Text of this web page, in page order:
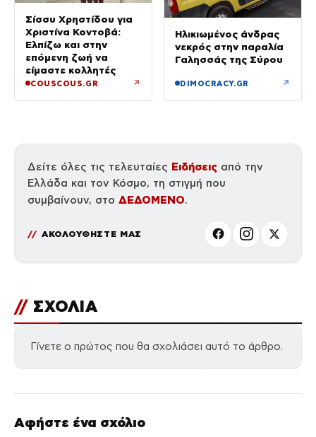
Σίσσυ Χρηστίδου για
Χριστίνα Κοντοβά:
Ελπίζω και στην
επόμενη ζωή να
είμαστε κολλητές
COUSCOUS.GR ↗
Ηλικιωμένος άνδρας
νεκρός στην παραλία
Γαλησσάς της Σύρου
DIMOCRACY.GR ↗
Δείτε όλες τις τελευταίες Ειδήσεις από την
Ελλάδα και τον Κόσμο, τη στιγμή που
συμβαίνουν, στο ΔΕΔΟΜΕΝΟ.
ΑΚΟΛΟΥΘΗΣΤΕ ΜΑΣ
// ΣΧΟΛΙΑ
Γίνετε ο πρώτος που θα σχολιάσει αυτό το άρθρο.
Αφήστε ένα σχόλιο